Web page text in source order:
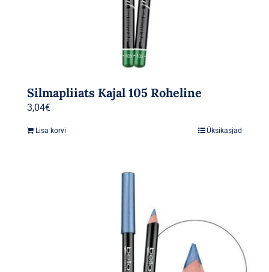
Silmapliiats Kajal 105 Roheline
3,04€
Lisa korvi Üksikasjad